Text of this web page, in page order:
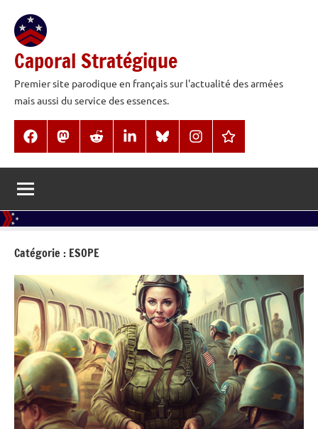
contenu
Caporal Stratégique
Premier site parodique en français sur l'actualité des armées
mais aussi du service des essences.
FacebookMastodonReddit LinkedInBlueSkyInstagramThreads
Catégorie : ESOPE